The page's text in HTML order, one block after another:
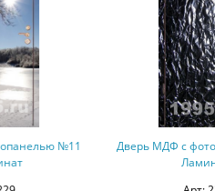
Дверь МДФ с фотопанелью №7 +